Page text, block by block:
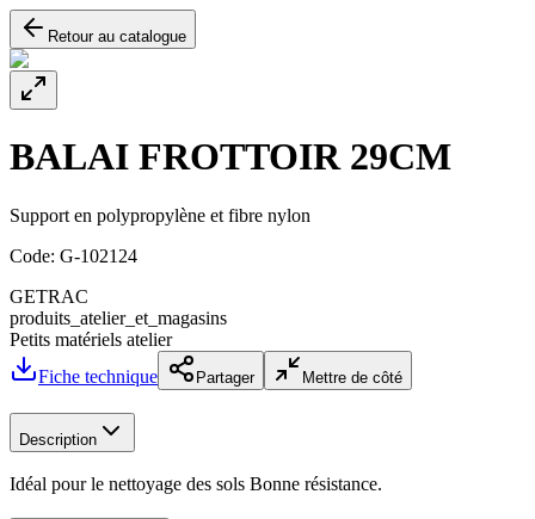
Retour au catalogue
BALAI FROTTOIR 29CM
Support en polypropylène et fibre nylon
Code: G-102124
GETRAC
produits_atelier_et_magasins
Petits matériels atelier
Fiche technique
Partager Mettre de côté
Description
Idéal pour le nettoyage des sols Bonne résistance.